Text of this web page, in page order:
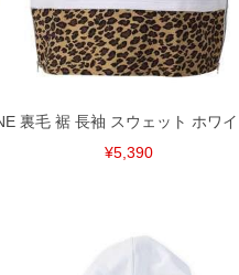
裏毛 裾 長袖 スウェット ホワイ
¥5,390